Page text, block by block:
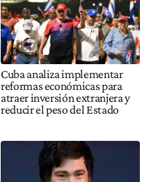
Cuba analiza implementar
reformas económicas para
atraer inversión extranjera y
reducir el peso del Estado